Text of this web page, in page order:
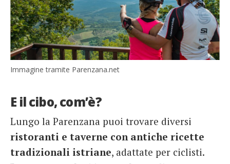
Immagine tramite Parenzana.net
E il cibo, com’è?
Lungo la Parenzana puoi trovare diversi
ristoranti e taverne con antiche ricette
tradizionali istriane, adattate per ciclisti.